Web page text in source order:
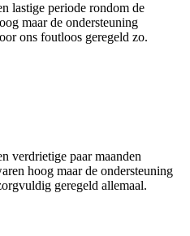
lastige periode rondom de
maar de ondersteuning
ons foutloos geregeld zo.
verdrietige paar maanden
hoog maar de ondersteuning
geregeld allemaal.